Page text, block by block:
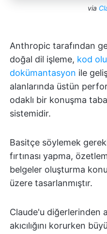
via
Anthropic tarafından
doğal dil işleme, kod
dokümantasyon ile
alanlarında üstün
odaklı bir konuşma
sistemidir.
Basitçe söylemek
fırtınası yapma,
belgeler oluşturma
üzere tasarlanmıştır.
Claude'u diğerlerinden
akıcılığını korurken